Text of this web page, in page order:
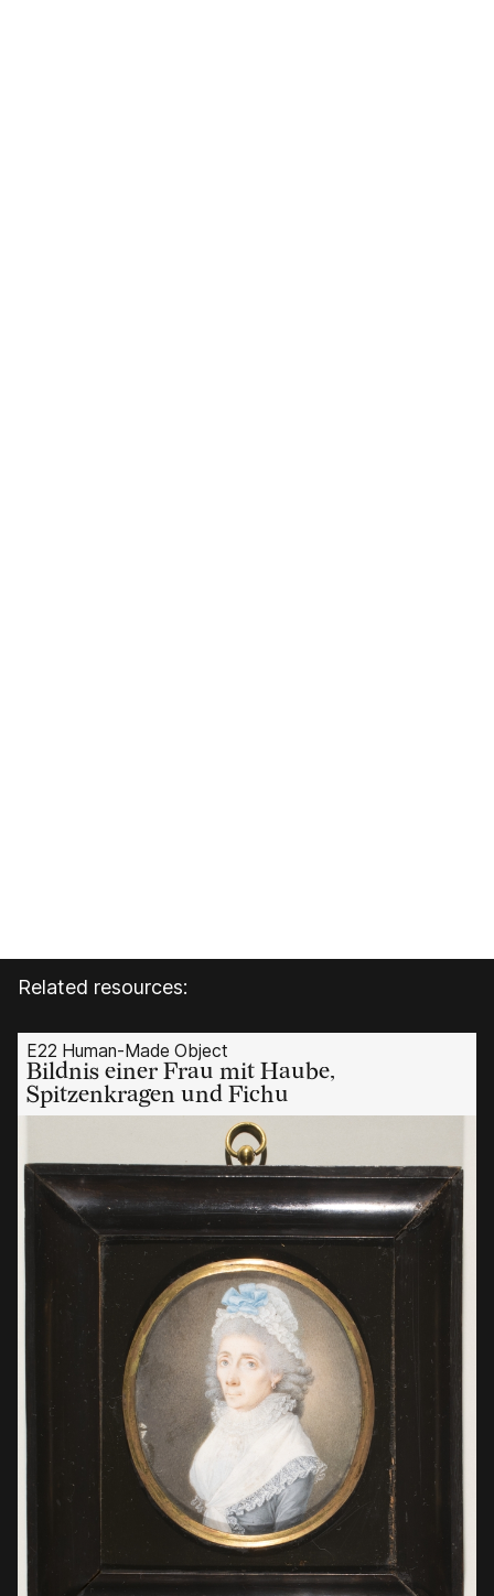
Related resources:
E22 Human-Made Object
Bildnis einer Frau mit Haube,
Spitzenkragen und Fichu